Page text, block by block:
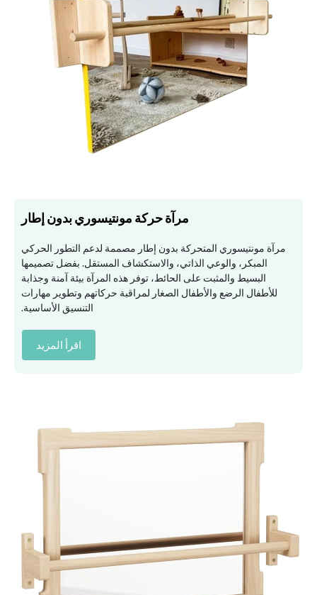
مرآة حركة مونتيسوري بدون إطار
مرآة مونتيسوري المتحركة بدون إطار مصممة لدعم التطور الحركي
المبكر، والوعي الذاتي، والاستكشاف المستقل. بفضل تصميمها
البسيط والمثبت على الحائط، توفر هذه المرآة بيئة آمنة وجذابة
للأطفال الرضع والأطفال الصغار لمراقبة حركاتهم وتطوير مهارات
التنسيق الأساسية.
اقرأ المزيد